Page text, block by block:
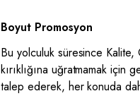
Boyut Promosyon
Bu yolculuk süresince Kalite,
kırıklığına uğratmamak
talep ederek, her konuda